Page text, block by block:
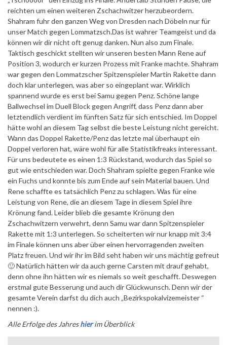
reichten um einen weiteren Zschachwitzer herzubeordern.
Shahram fuhr den ganzen Weg von Dresden nach Döbeln nur für
unser Match gegen Lommatzsch.Das ist wahrer Teamgeist und da
können wir dir nicht oft genug danken. Nun also zum Finale.
Taktisch geschickt stellten wir unseren besten Mann Rene auf
Position 3, wodurch er kurzen Prozess mit Franke machte. Shahram
war gegen den Lommatzscher Spitzenspieler Martin Rakette dann
doch klar unterlegen, was aber so eingeplant war. Wirklich
spannend wurde es erst bei Samu gegen Penz. Schöne lange
Ballwechsel im Duell Block gegen Angriff, dass Penz dann aber
letztendlich verdient im fünften Satz für sich entschied. Im Doppel
hätte wohl an diesem Tag selbst die beste Leistung nicht gereicht.
Wann das Doppel Rakette/Penz das letzte mal überhaupt ein
Doppel verloren hat, wäre wohl für alle Statistikfreaks interessant.
Für uns bedeutete es einen 1:3 Rückstand, wodurch das Spiel so
gut wie entschieden war. Doch Shahram spielte gegen Franke wie
ein Fuchs und konnte bis zum Ende auf sein Material bauen. Und
Rene schaffte es tatsächlich Penz zu schlagen. Was für eine
Leistung von Rene, die an diesem Tage in diesem Spiel ihre
Krönung fand. Leider blieb die gesamte Krönung den
Zschachwitzern verwehrt, denn Samu war dann Spitzenspieler
Rakette mit 1:3 unterlegen. So scheiterten wir nur knapp mit 3:4
im Finale können uns aber über einen hervorragenden zweiten
Platz freuen. Und wir ihr im Bild seht haben wir uns mächtig gefreut
🙂 Natürlich hätten wir da auch gerne Carsten mit drauf gehabt,
denn ohne ihn hätten wir es niemals so weit geschafft. Deswegen
erstmal gute Besserung und auch dir Glückwunsch. Denn wir der
gesamte Verein darfst du dich auch „Bezirkspokalvizemeister “
nennen :).
Alle Erfolge des Jahreshierim Überblick